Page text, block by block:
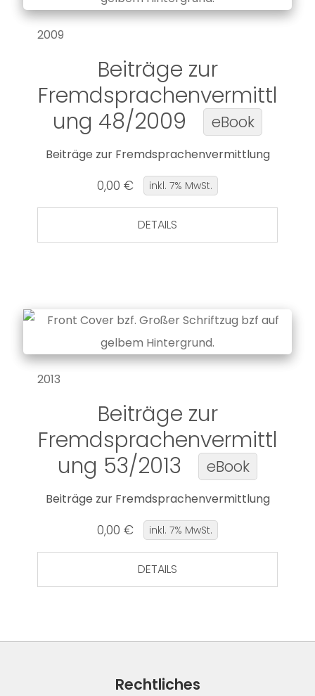
2009
Beiträge zur
Fremdsprachenvermittl
ung 48/2009
eBook
Beiträge zur Fremdsprachenvermittlung
0,00 € inkl. 7% MwSt.
DETAILS
2013
Beiträge zur
Fremdsprachenvermittl
ung 53/2013
eBook
Beiträge zur Fremdsprachenvermittlung
0,00 € inkl. 7% MwSt.
DETAILS
Rechtliches